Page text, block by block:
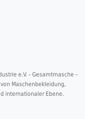
e.V. – Gesamtmasche –
Maschenbekleidung,
internationaler Ebene.